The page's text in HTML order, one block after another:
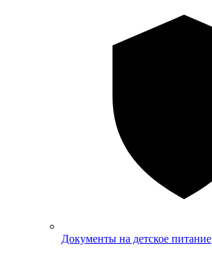
Документы на детское питание